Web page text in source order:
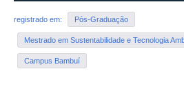
registrado em: Pós-Graduação
Mestrado em Sustentabilidade e Tecnologia
Campus Bambuí